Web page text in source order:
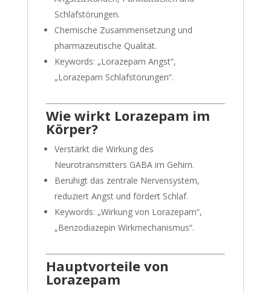
Schlafstörungen.
Chemische Zusammensetzung und
pharmazeutische Qualität.
Keywords: „Lorazepam Angst“,
„Lorazepam Schlafstörungen“.
Wie wirkt Lorazepam im
Körper?
Verstärkt die Wirkung des
Neurotransmitters GABA im Gehirn.
Beruhigt das zentrale Nervensystem,
reduziert Angst und fördert Schlaf.
Keywords: „Wirkung von Lorazepam“,
„Benzodiazepin Wirkmechanismus“.
Hauptvorteile von
Lorazepam